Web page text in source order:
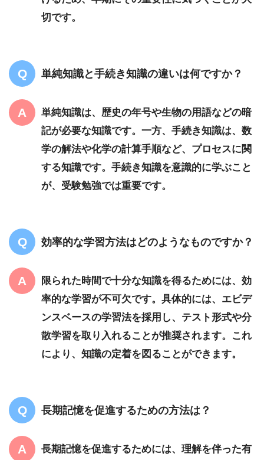
切です。
単純知識と手続き知識の違いは何ですか？
単純知識は、歴史の年号や生物の用語などの暗
記が必要な知識です。一方、手続き知識は、数
学の解法や化学の計算手順など、プロセスに関
する知識です。手続き知識を意識的に学ぶこと
が、受験勉強では重要です。
効率的な学習方法はどのようなものですか？
限られた時間で十分な知識を得るためには、効
率的な学習が不可欠です。具体的には、エビデ
ンスベースの学習法を採用し、テスト形式や分
散学習を取り入れることが推奨されます。これ
により、知識の定着を図ることができます。
長期記憶を促進するための方法は？
長期記憶を促進するためには、理解を伴った有